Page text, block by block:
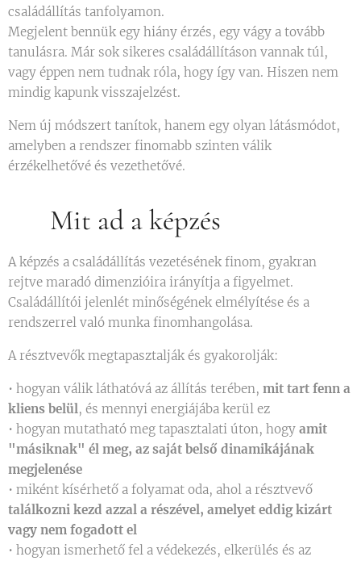
családállítás tanfolyamon.
Megjelent bennük egy hiány érzés, egy vágy a tovább
tanulásra. Már sok sikeres családállításon vannak túl,
vagy éppen nem tudnak róla, hogy így van. Hiszen nem
mindig kapunk visszajelzést.
Nem új módszert tanítok, hanem egy olyan látásmódot,
amelyben a rendszer finomabb szinten válik
érzékelhetővé és vezethetővé.
🎯 Mit ad a képzés
A képzés a családállítás vezetésének finom, gyakran
rejtve maradó dimenzióira irányítja a figyelmet.
Családállítói jelenlét minőségének elmélyítése és a
rendszerrel való munka finomhangolása.
A résztvevők megtapasztalják és gyakorolják:
• hogyan válik láthatóvá az állítás terében, mit tart fenn a
kliens belül, és mennyi energiájába kerül ez
• hogyan mutatható meg tapasztalati úton, hogy amit
"másiknak" él meg, az saját belső dinamikájának
megjelenése
• miként kísérhető a folyamat oda, ahol a résztvevő
találkozni kezd azzal a részével, amelyet eddig kizárt
vagy nem fogadott el
• hogyan ismerhető fel a védekezés, elkerülés és az